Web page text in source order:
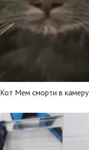
Кот Мем сморти в камеру